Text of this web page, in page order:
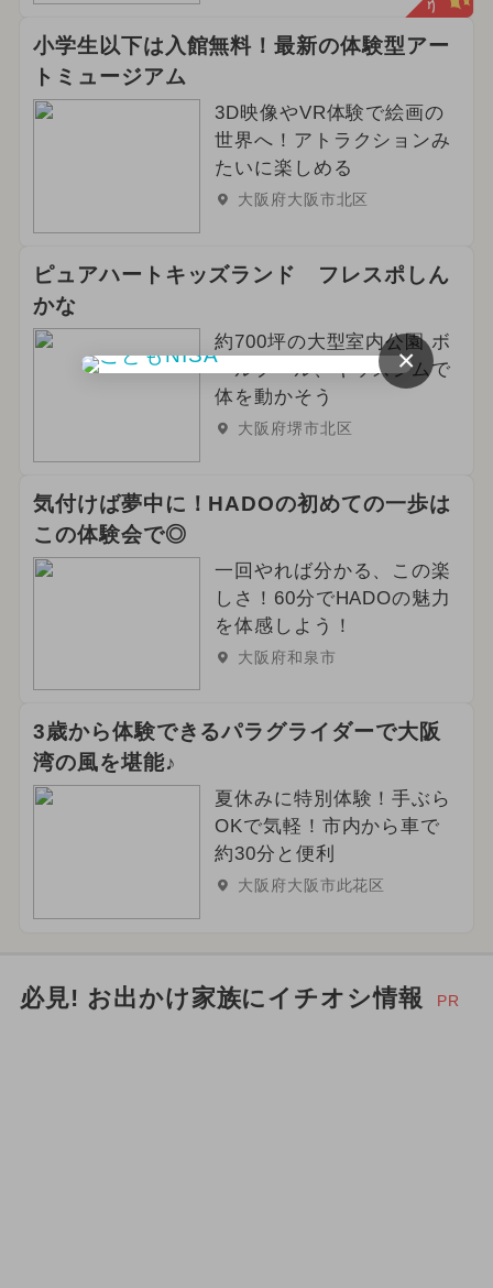
小学生以下は入館無料！最新の体験型アー
トミュージアム
3D映像やVR体験で絵画の
世界へ！アトラクションみ
たいに楽しめる
大阪府大阪市北区
ピュアハートキッズランド フレスポしん
かな
約700坪の大型室内公園 ボ
ールプール、キッズジムで
体を動かそう
大阪府堺市北区
気付けば夢中に！HADOの初めての一歩は
この体験会で◎
一回やれば分かる、この楽
しさ！60分でHADOの魅力
を体感しよう！
大阪府和泉市
3歳から体験できるパラグライダーで大阪
湾の風を堪能♪
夏休みに特別体験！手ぶら
OKで気軽！市内から車で
約30分と便利
大阪府大阪市此花区
必見! お出かけ家族にイチオシ情報 PR
×